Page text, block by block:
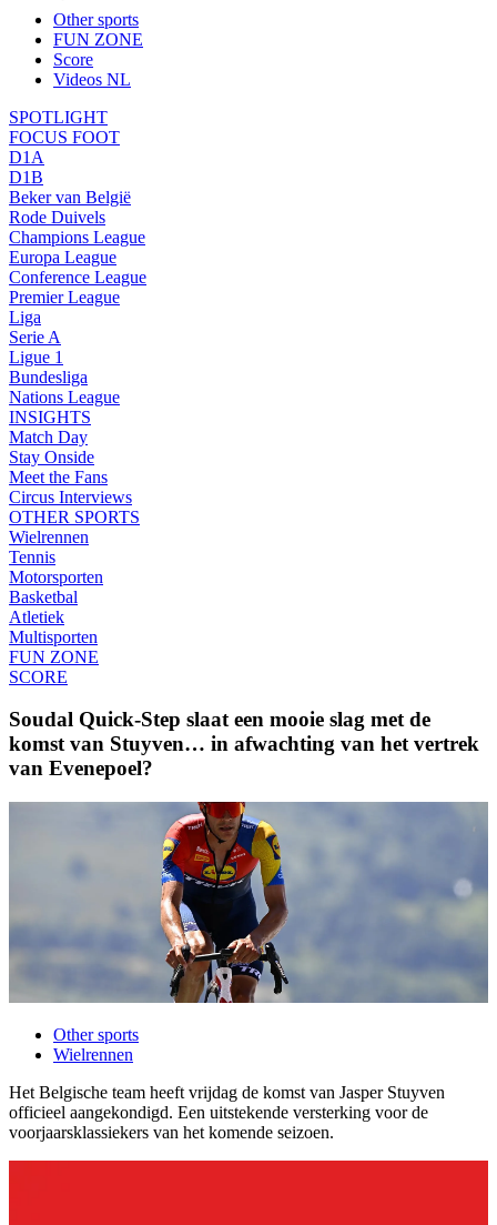
Other sports
FUN ZONE
Score
Videos NL
SPOTLIGHT
FOCUS FOOT
D1A
D1B
Beker van België
Rode Duivels
Champions League
Europa League
Conference League
Premier League
Liga
Serie A
Ligue 1
Bundesliga
Nations League
INSIGHTS
Match Day
Stay Onside
Meet the Fans
Circus Interviews
OTHER SPORTS
Wielrennen
Tennis
Motorsporten
Basketbal
Atletiek
Multisporten
FUN ZONE
SCORE
Soudal Quick-Step slaat een mooie slag met de
komst van Stuyven… in afwachting van het vertrek
van Evenepoel?
Other sports
Wielrennen
Het Belgische team heeft vrijdag de komst van Jasper Stuyven
officieel aangekondigd. Een uitstekende versterking voor de
voorjaarsklassiekers van het komende seizoen.